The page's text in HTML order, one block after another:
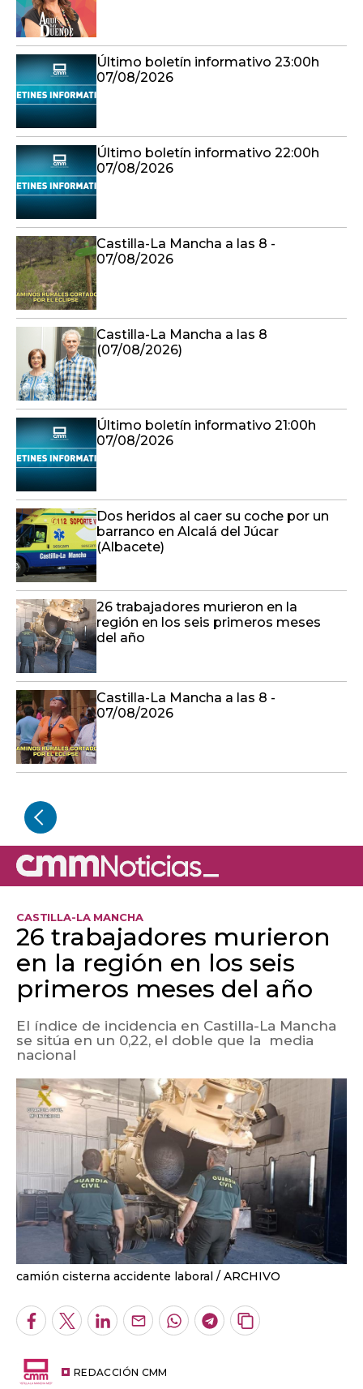
Último boletín informativo 23:00h
07/08/2026
Último boletín informativo 22:00h
07/08/2026
Castilla-La Mancha a las 8 -
07/08/2026
Castilla-La Mancha a las 8
(07/08/2026)
Último boletín informativo 21:00h
07/08/2026
Dos heridos al caer su coche por un
barranco en Alcalá del Júcar
(Albacete)
26 trabajadores murieron en la
región en los seis primeros meses
del año
Castilla-La Mancha a las 8 -
07/08/2026
CASTILLA-LA MANCHA
26 trabajadores murieron
en la región en los seis
primeros meses del año
El índice de incidencia en Castilla-La Mancha
se sitúa en un 0,22, el doble que la media
nacional
camión cisterna accidente laboral ARCHIVO
Facebook
TwitterLinkedInEnviarWhatsapp
Telegram
Copiar
REDACCIÓN CMM